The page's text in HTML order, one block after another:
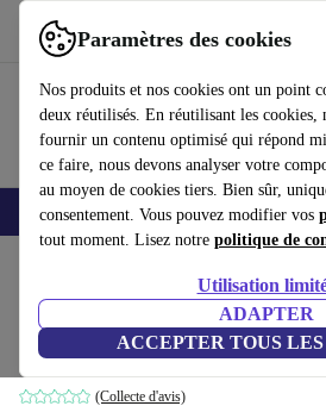
Paramètres des cookies
Nos produits et nos cookies ont un point
deux réutilisés. En réutilisant les cookies,
fournir un contenu optimisé qui répond
ce faire, nous devons analyser votre
au moyen de cookies tiers. Bien sûr,
consentement. Vous pouvez modifier vos
tout moment. Lisez notre politique de
Utilisation
ADAPTER
ACCEPTER TOUS
Utilisez refurbed rapidement et facilement
Smartphones Laptops Tablettes
Garmin Fenix 5 (2017)
argent | bleu
(Collecte d'avis)